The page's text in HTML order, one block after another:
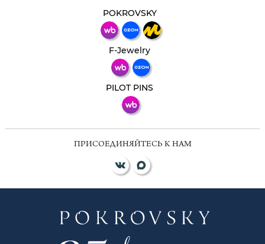
POKROVSKY
F-Jewelry
PILOT PINS
ПРИСОЕДИНЯЙТЕСЬ К НАМ